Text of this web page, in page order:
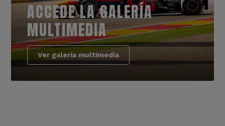
ACCEDE LA GALERÍA
MULTIMEDIA
Ver galería multimedia